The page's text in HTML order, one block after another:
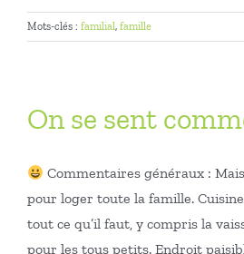
Mots-clés : familial, famille
On se sent
Commentaires généraux :
pour loger toute la famille.
tout ce qu’il faut, y compris la
pour les tous petits. Endroit